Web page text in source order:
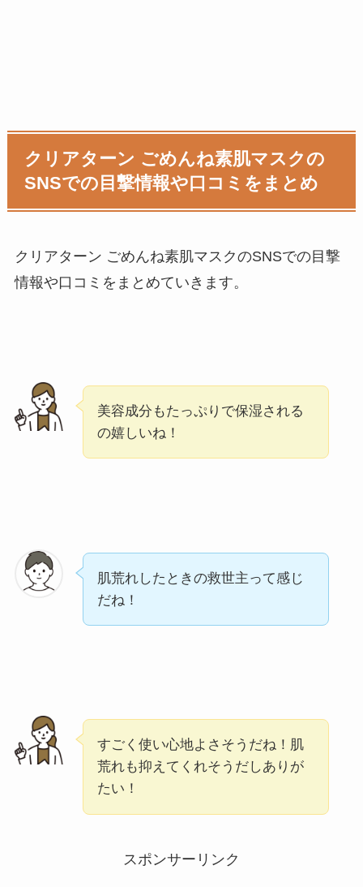
クリアターン ごめんね素肌マスクの
SNSでの目撃情報や口コミをまとめ
クリアターン ごめんね素肌マスクのSNSでの目撃
情報や口コミをまとめていきます。
美容成分もたっぷりで保湿される
の嬉しいね！
肌荒れしたときの救世主って感じ
だね！
すごく使い心地よさそうだね！肌
荒れも抑えてくれそうだしありが
たい！
スポンサーリンク